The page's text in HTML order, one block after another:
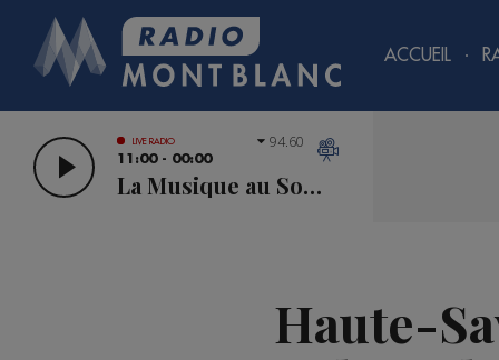
ACCUEIL
LIVE RADIO
11:00 - 00:00
La Musique au Sommet
94.60
Haute-